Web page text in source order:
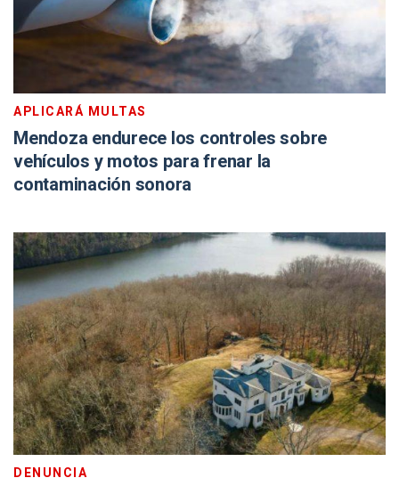
APLICARÁ MULTAS
Mendoza endurece los controles sobre
vehículos y motos para frenar la
contaminación sonora
DENUNCIA